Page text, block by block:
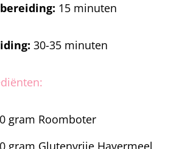
15 minuten
30-35 minuten
gram Roomboter